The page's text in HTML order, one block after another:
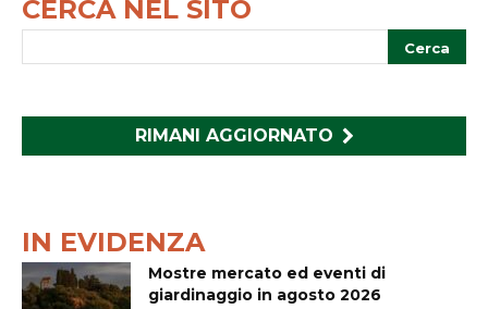
CERCA NEL SITO
RIMANI AGGIORNATO
IN EVIDENZA
Mostre mercato ed eventi di
giardinaggio in agosto 2026